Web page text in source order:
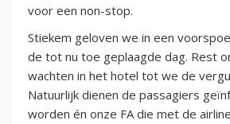
voor een non-stop.
Stiekem geloven we in een
de tot nu toe geplaagde dag. Rest
wachten in het hotel tot we de
Natuurlijk dienen de passagiers
worden én onze FA die met de